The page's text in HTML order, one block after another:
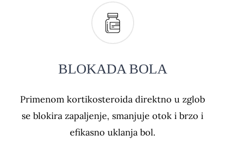
BLOKADA BOLA
Primenom kortikosteroida direktno u zglob
se blokira zapaljenje, smanjuje otok i brzo i
efikasno uklanja bol.